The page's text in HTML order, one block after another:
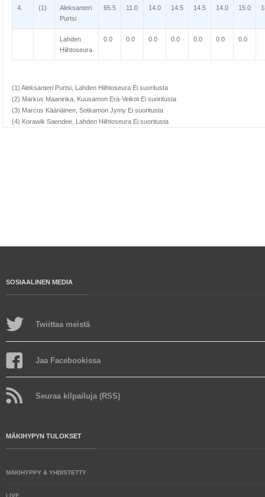
4. (1)
Aleksanteri
Purtsi
65.5 11.0 14.0 14.5 14.5 14.0 15.0
Lahden
Hiihtoseura
0.0 0.0 0.0 0.0 0.0 0.0 0.0
(1) Aleksanteri Purtsi, Lahden Hiihtoseura Ei suoritusta
(2) Markus Maaninka, Kuusamon Erä-Veikot Ei suoritusta
(3) Marcus Kääriäinen, Sotkamon Jymy Ei suoritusta
(4) Korawik Saendee, Lahden Hiihtoseura Ei suoritusta
SOSIAALINEN MEDIA
Twiittaa meistä
Jaa Facebookissa
Seuraa kilpailuja (RSS)
MÄKIHYPYN TULOKSET
MÄKIHYPPY & YHDISTETTY
LIVE